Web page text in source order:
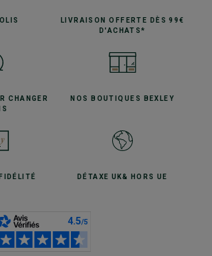
LIVRAISON OFFERTE
DÈS 99€
D'ACHATS*
CHANGER
NOS BOUTIQUES BEXLEY
DÉTAXE UK& HORS UE